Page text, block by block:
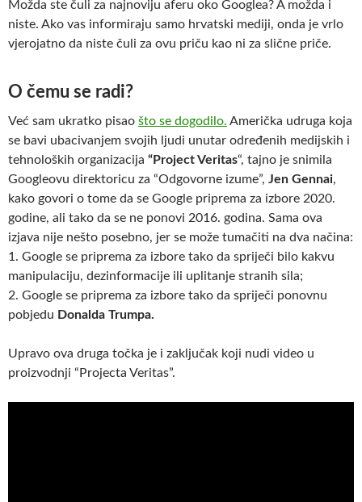
Možda ste čuli za najnoviju aferu oko Googlea? A možda i
niste. Ako vas informiraju samo hrvatski mediji, onda je vrlo
vjerojatno da niste čuli za ovu priču kao ni za slične priče.
O čemu se radi?
Već sam ukratko pisao što se dogodilo. Američka udruga koja
se bavi ubacivanjem svojih ljudi unutar određenih medijskih i
tehnoloških organizacija “Project Veritas“, tajno je snimila
Googleovu direktoricu za “Odgovorne izume”, Jen Gennai,
kako govori o tome da se Google priprema za izbore 2020.
godine, ali tako da se ne ponovi 2016. godina. Sama ova
izjava nije nešto posebno, jer se može tumačiti na dva načina:
1. Google se priprema za izbore tako da spriječi bilo kakvu
manipulaciju, dezinformacije ili uplitanje stranih sila;
2. Google se priprema za izbore tako da spriječi ponovnu
pobjedu Donalda Trumpa.
Upravo ova druga točka je i zaključak koji nudi video u
proizvodnji “Projecta Veritas”.